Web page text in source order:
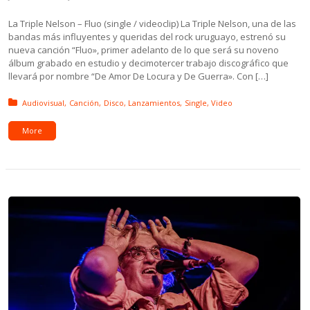
La Triple Nelson – Fluo (single / videoclip) La Triple Nelson, una de las
bandas más influyentes y queridas del rock uruguayo, estrenó su
nueva canción “Fluo», primer adelanto de lo que será su noveno
álbum grabado en estudio y decimotercer trabajo discográfico que
llevará por nombre “De Amor De Locura y De Guerra». Con […]
Posted in:
Audiovisual Canción Disco Lanzamientos Single Video
More